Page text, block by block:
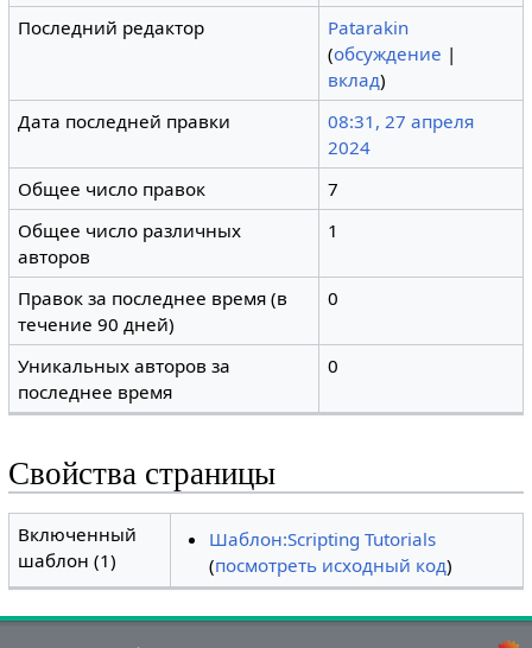
Последний редактор
Patarakin
(обсуждение |
вклад)
Дата последней правки
08:31, 27 апреля
2024
Общее число правок
7
Общее число различных
авторов
1
Правок за последнее время (в
течение 90 дней)
0
Уникальных авторов за
последнее время
0
Свойства страницы
Включенный
шаблон (1)
Шаблон:Scripting Tutorials
(посмотреть исходный код)